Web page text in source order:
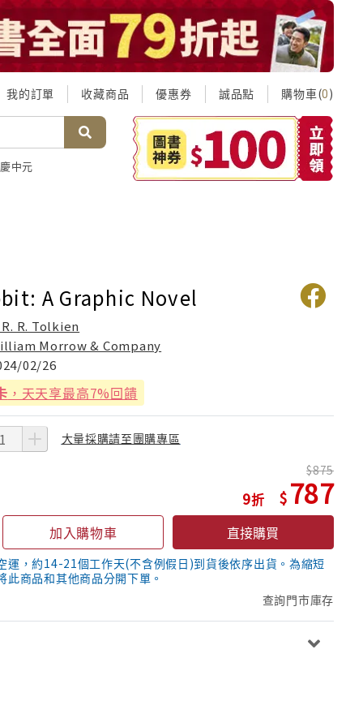
我的訂單 收藏商品 優惠券 誠品點 購物車(0)
中元
A Graphic Novel
R. Tolkien
Morrow & Company
02/26
，天天享最高7%回饋
大量採購請至團購專區
9
875
787
加入購物車 直接購買
運，約14-21個工作天(不含例假日)到貨後依序出貨。為縮短
此商品和其他商品分開下單。
查詢門市庫存